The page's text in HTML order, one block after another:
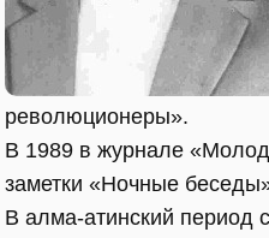
революционеры».
В 1989 в журнале
заметки «Ночные
В алма-атинский период